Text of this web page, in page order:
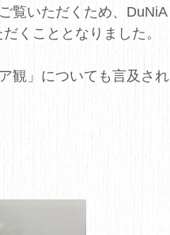
覧いただくため、DuNiA
くこととなりました。
観」についても言及され